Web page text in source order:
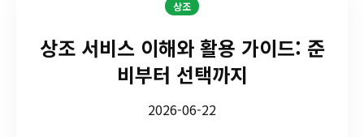
상조
상조 서비스 이해와 활용 가이드: 준
비부터 선택까지
2026-06-22